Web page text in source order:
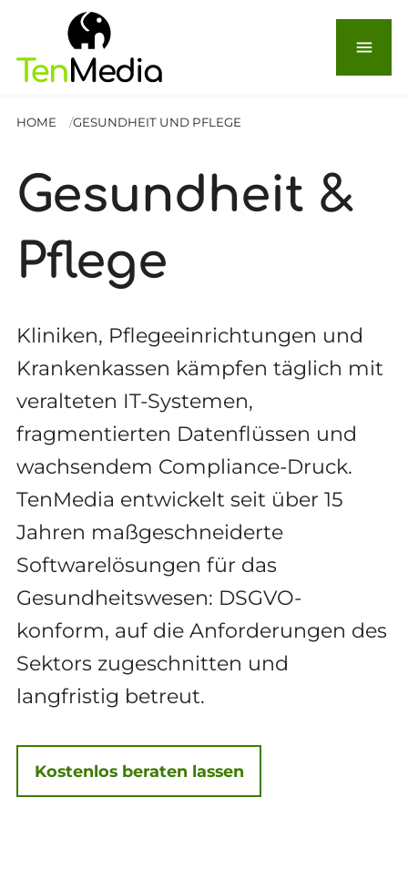
menu
HOME GESUNDHEIT UND PFLEGE
Gesundheit &
Pflege
Kliniken, Pflegeeinrichtungen und
Krankenkassen kämpfen täglich mit
veralteten IT-Systemen,
fragmentierten Datenflüssen und
wachsendem Compliance-Druck.
TenMedia entwickelt seit über 15
Jahren maßgeschneiderte
Softwarelösungen für das
Gesundheitswesen: DSGVO-
konform, auf die Anforderungen des
Sektors zugeschnitten und
langfristig betreut.
Kostenlos beraten lassen